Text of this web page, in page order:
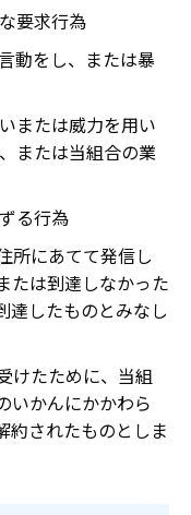
要求行為
動をし、または暴
または威力を用い
または当組合の業
る行為
所にあてて発信し
たは到達しなかった
達したものとみなし
けたために、当組
いかんにかかわら
約されたものとしま